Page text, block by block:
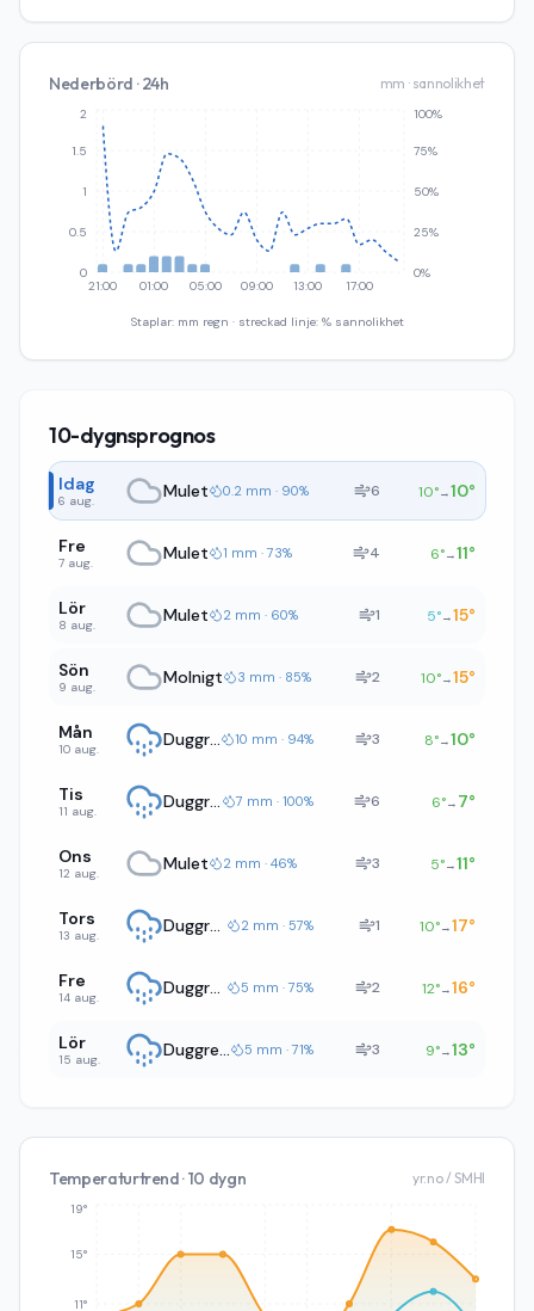
Nederbörd · 24h mm · sannolikhet
21:00 01:00 05:00 09:00 13:00 17:00
0
0.5
1
1.5
2
0%
25%
50%
75%
100%
Staplar: mm regn · streckad linje: % sannolikhet
10-dygnsprognos
Idag
6 aug. Mulet 0.2 mm · 90% 6 10°→10°
Fre
7 aug. Mulet 1 mm · 73% 4 6°→11°
Lör
8 aug. Mulet 2 mm · 60% 1 5°→15°
Sön
9 aug. Molnigt 3 mm · 85% 2 10°→15°
Mån
10 aug. Duggregn 10 mm · 94% 3 8°→10°
Tis
11 aug. Duggregn 7 mm · 100% 6 6°→ 7°
Ons
12 aug. Mulet 2 mm · 46% 3 5°→11°
Tors
13 aug. Duggregn 2 mm · 57% 1 10°→17°
Fre
14 aug. Duggregn 5 mm · 75% 2 12°→16°
Lör
15 aug. Duggregn 5 mm · 71% 3 9°→13°
Temperaturtrend · 10 dygn yr.no / SMHI
11°
15°
19°